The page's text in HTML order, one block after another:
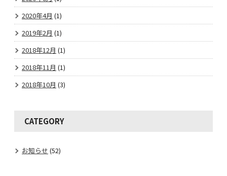
2020年4月 (1)
2019年2月 (1)
2018年12月 (1)
2018年11月 (1)
2018年10月 (3)
CATEGORY
お知らせ (52)